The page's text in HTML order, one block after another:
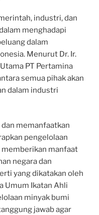
industri, dan
menghadapi
dalam
Menurut Dr. Ir.
PT Pertamina
semua pihak akan
dalam industri
memanfaatkan
pengelolaan
memberikan manfaat
negara dan
yang dikatakan oleh
Umum Ikatan Ahli
minyak bumi
jawab agar